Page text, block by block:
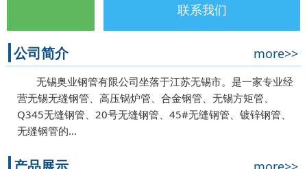
联系我们
公司简介 more>>
无锡奥业钢管有限公司坐落于江苏无锡市。是一家专业经
营无锡无缝钢管、高压锅炉管、合金钢管、无锡方矩管、
Q345无缝钢管、20号无缝钢管、45#无缝钢管、镀锌钢管、
无缝钢管的…